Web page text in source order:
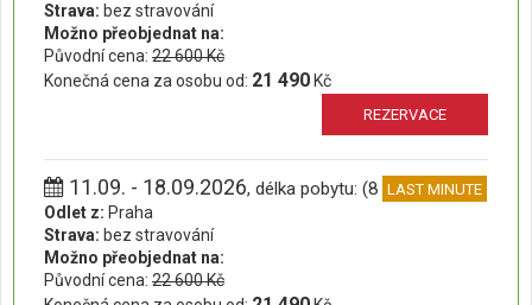
Strava: bez stravování
Možno přeobjednat na:
Původní cena: 22 600 Kč
Konečná cena za osobu od: 21 490 Kč
REZERVACE
11.09. - 18.09.2026, délka pobytu: (8 dní)LAST MINUTE
Odlet z: Praha
Strava: bez stravování
Možno přeobjednat na:
Původní cena: 22 600 Kč